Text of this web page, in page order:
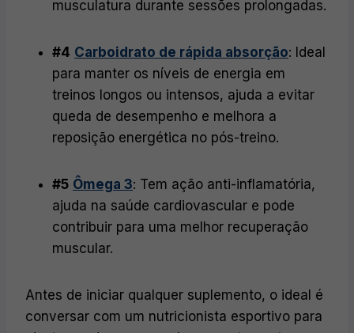
musculatura durante sessões prolongadas.
#4 Carboidrato de rápida absorção: Ideal
para manter os níveis de energia em
treinos longos ou intensos, ajuda a evitar
queda de desempenho e melhora a
reposição energética no pós-treino.
#5 Ômega 3: Tem ação anti-inflamatória,
ajuda na saúde cardiovascular e pode
contribuir para uma melhor recuperação
muscular.
Antes de iniciar qualquer suplemento, o ideal é
conversar com um nutricionista esportivo para